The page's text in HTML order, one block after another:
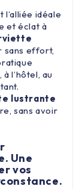
l’alliée idéale
et éclat à
sans effort,
l’hôtel, au
lustrante
sans avoir
Une
vos